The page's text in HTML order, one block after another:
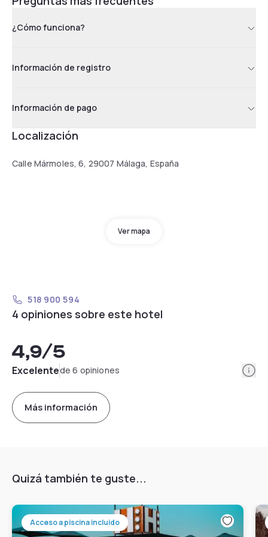
¿Cómo funciona?
Información de registro
Información de pago
Localización
Calle Mármoles, 6, 29007 Málaga, España
Ver mapa
518 900 594
4 opiniones sobre este hotel
4,9/5
Excelentede 6 opiniones
Más información
Quizá también te guste...
Acceso a piscina incluido